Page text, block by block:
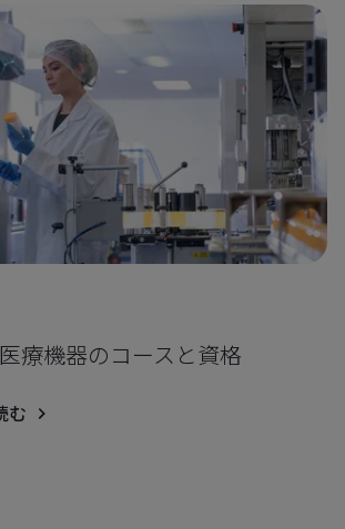
療機器のコースと資格
む